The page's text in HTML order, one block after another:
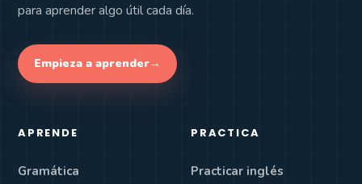
para aprender algo útil cada día.
Empieza a aprender→
APRENDE
Gramática
PRACTICA
Practicar inglés